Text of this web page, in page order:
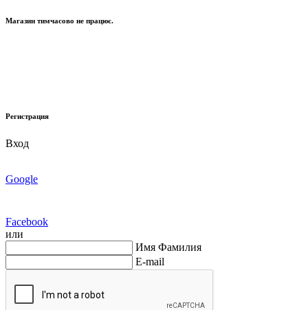
Магазин тимчасово не працює.
Регистрация
Вход
Google
Facebook
или
Имя Фамилия
E-mail